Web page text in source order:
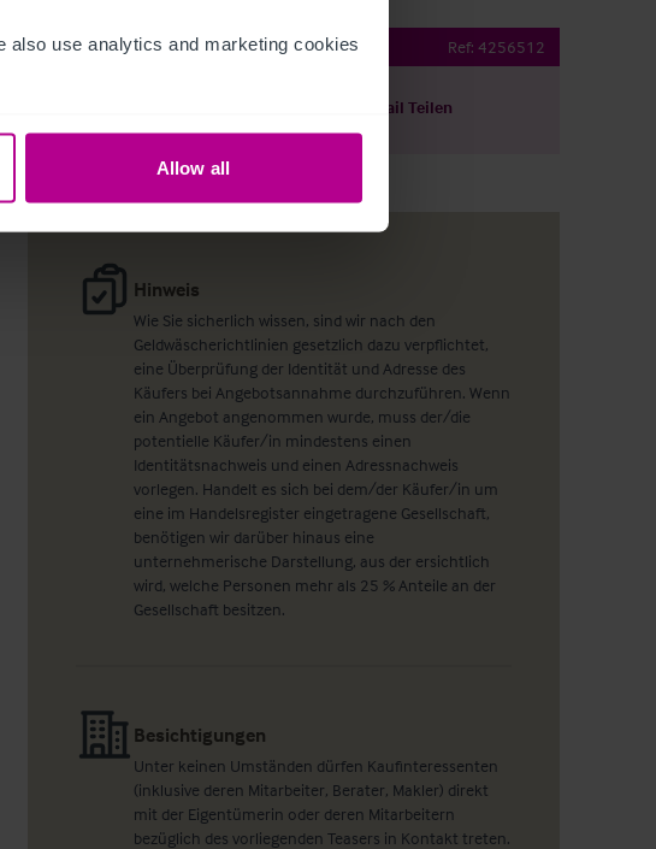
use analytics and marketing cookies
Allow all
Standalone site in Kent Ref: 4256512
Per E-Mail Teilen
Hinweis
Wie Sie sicherlich wissen, sind wir nach den
Geldwäscherichtlinien gesetzlich dazu verpflichtet,
eine Überprüfung der Identität und Adresse des
Käufers bei Angebotsannahme durchzuführen. Wenn
ein Angebot angenommen wurde, muss der/die
potentielle Käufer/in mindestens einen
Identitätsnachweis und einen Adressnachweis
vorlegen. Handelt es sich bei dem/der Käufer/in um
eine im Handelsregister eingetragene Gesellschaft,
benötigen wir darüber hinaus eine
unternehmerische Darstellung, aus der ersichtlich
wird, welche Personen mehr als 25 % Anteile an der
Gesellschaft besitzen.
Besichtigungen
Unter keinen Umständen dürfen Kaufinteressenten
(inklusive deren Mitarbeiter, Berater, Makler) direkt
mit der Eigentümerin oder deren Mitarbeitern
bezüglich des vorliegenden Teasers in Kontakt treten.